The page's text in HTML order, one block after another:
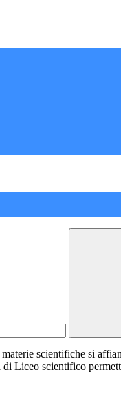
scientifiche si
Liceo scientifico